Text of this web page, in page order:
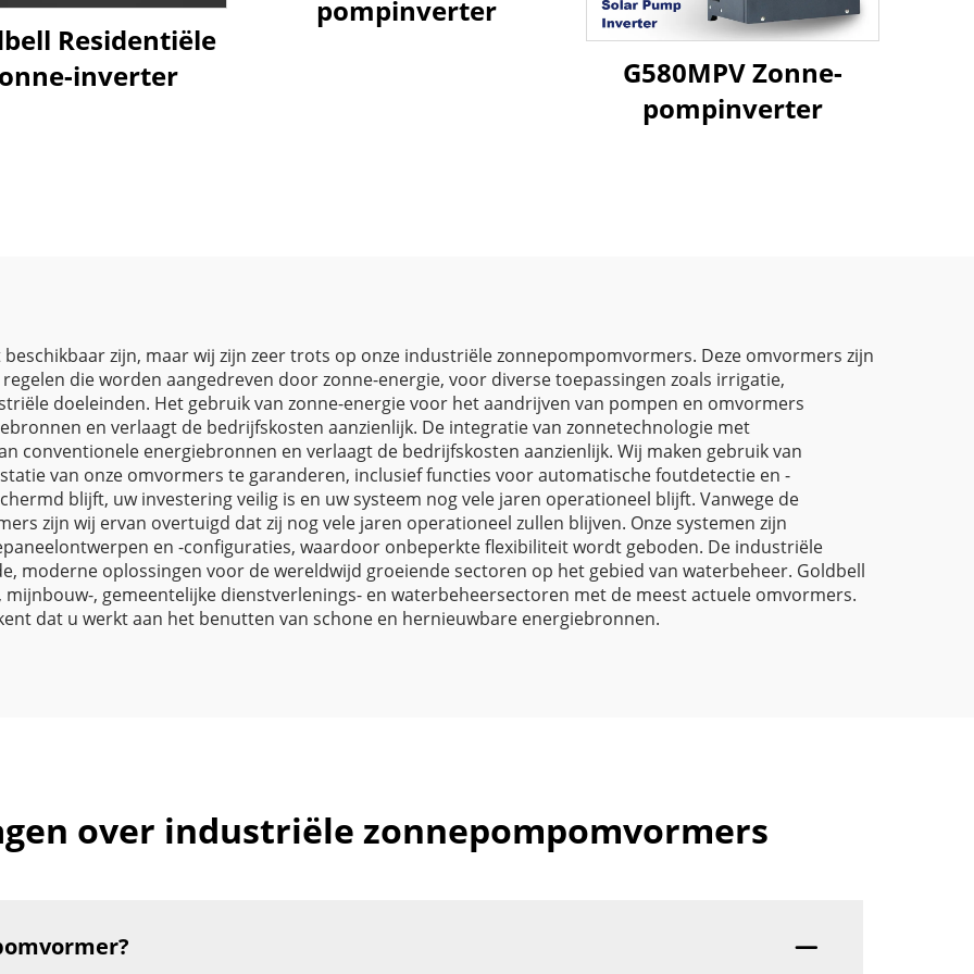
Residentiële
inverter
pompinverter
G580MPV Zonne-
pompinverter
zijn, maar wij zijn zeer trots op onze industriële zonnepompomvormers. Deze omvormers zijn
die worden aangedreven door zonne-energie, voor diverse toepassingen zoals irrigatie,
doeleinden. Het gebruik van zonne-energie voor het aandrijven van pompen en omvormers
en verlaagt de bedrijfskosten aanzienlijk. De integratie van zonnetechnologie met
conventionele energiebronnen en verlaagt de bedrijfskosten aanzienlijk. Wij maken gebruik van
van onze omvormers te garanderen, inclusief functies voor automatische foutdetectie en -
blijft, uw investering veilig is en uw systeem nog vele jaren operationeel blijft. Vanwege de
zijn wij ervan overtuigd dat zij nog vele jaren operationeel zullen blijven. Onze systemen zijn
en -configuraties, waardoor onbeperkte flexibiliteit wordt geboden. De industriële
moderne oplossingen voor de wereldwijd groeiende sectoren op het gebied van waterbeheer. Goldbell
, gemeentelijke dienstverlenings- en waterbeheersectoren met de meest actuele omvormers.
dat u werkt aan het benutten van schone en hernieuwbare energiebronnen.
over industriële zonnepompomvormers